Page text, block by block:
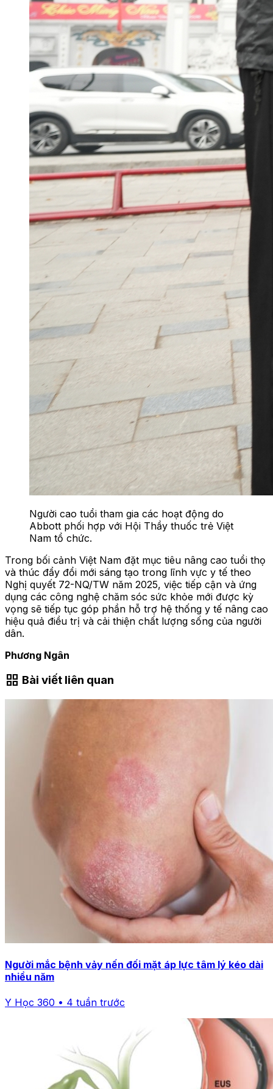
Người cao tuổi tham gia các hoạt động do
Abbott phối hợp với Hội Thầy thuốc trẻ Việt
Nam tổ chức.
Trong bối cảnh Việt Nam đặt mục tiêu nâng cao tuổi thọ
và thúc đẩy đổi mới sáng tạo trong lĩnh vực y tế theo
Nghị quyết 72-NQ/TW năm 2025, việc tiếp cận và ứng
dụng các công nghệ chăm sóc sức khỏe mới được kỳ
vọng sẽ tiếp tục góp phần hỗ trợ hệ thống y tế nâng cao
hiệu quả điều trị và cải thiện chất lượng sống của người
dân.
Phương Ngân
grid_view Bài viết liên quan
Người mắc bệnh vảy nến đối mặt áp lực tâm lý kéo dài
nhiều năm
Y Học 360 • 4 tuần trước